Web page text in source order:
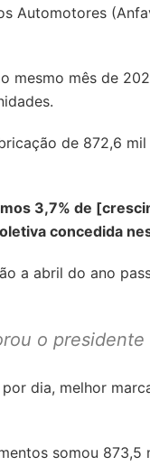
Automotores
mesmo mês de
de 872,6
3,7% de
concedida
a abril do ano
o
dia, melhor
somou 873,5